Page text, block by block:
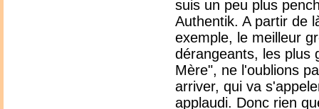
suis un peu plus
Authentik. A partir de
exemple, le meilleur
dérangeants, les plus
Mère", ne l'oublions
arriver, qui va
applaudi. Donc rien